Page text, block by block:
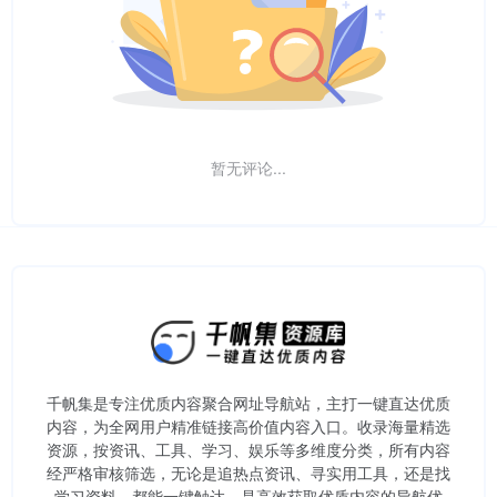
暂无评论...
千帆集是专注优质内容聚合网址导航站，主打一键直达优质
内容，为全网用户精准链接高价值内容入口。​收录海量精选
资源，按资讯、工具、学习、娱乐等多维度分类，所有内容
经严格审核筛选，无论是追热点资讯、寻实用工具，还是找